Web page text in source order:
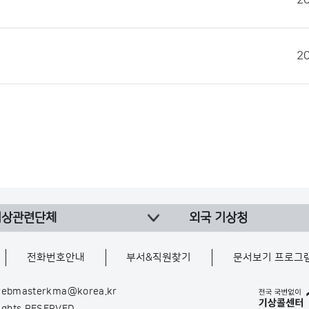
관련단체 외국 기상청
전화번호안내 부서&직원찾기 문서보기 프로그